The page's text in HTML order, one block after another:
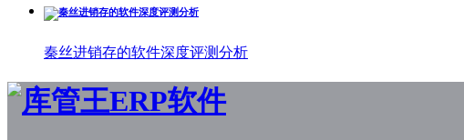
秦丝进销存的软件深度评测分析